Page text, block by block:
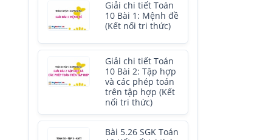
Giải chi tiết Toán
10 Bài 1: Mệnh đề
(Kết nối tri thức)
Giải chi tiết Toán
10 Bài 2: Tập hợp
và các phép toán
trên tập hợp (Kết
nối tri thức)
Bài 5.26 SGK Toán